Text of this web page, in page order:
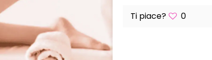
Ti piace? 0